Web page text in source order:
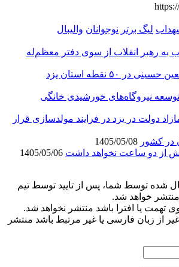
لیگ برتر نوجوانان والیبال
به رهبر انقلاب از سوی دفتر معظم‌له
۵۰ نقطه استان یزد
نیروگاه‌های خورشیدی خانگی
مازاد دولت در یزد در فرایند مولدسازی قرار
در کشور
از دو ساعت نخواهد داشت
شده توسط شما، پس از تایید توسط تیم
خواهد شد.
تهمت یا افترا باشد منتشر نخواهد شد.
از زبان فارسی یا غیر مرتبط باشد منتشر